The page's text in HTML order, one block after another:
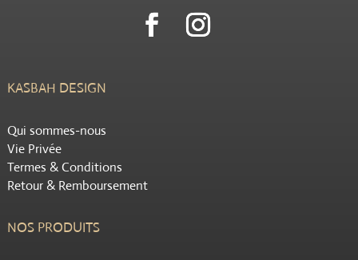
KASBAH DESIGN
Qui sommes-nous
Vie Privée
Termes & Conditions
Retour & Remboursement
NOS PRODUITS